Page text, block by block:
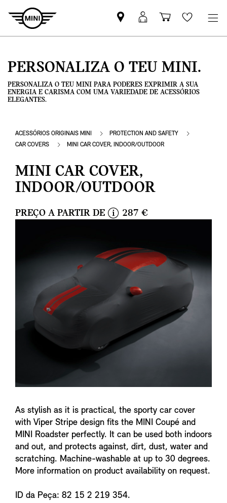
Pesquisar
parceiro
Iniciar
sessão
Carrinho
de
Wishlist
PERSONALIZA O TEU MINI.
PERSONALIZA O TEU MINI PARA PODERES EXPRIMIR A SUA
ENERGIA E CARISMA COM UMA VARIEDADE DE ACESSÓRIOS
ELEGANTES.
ACESSÓRIOS ORIGINAIS MINI
PROTECTION AND SAFETY
CAR COVERS
MINI CAR COVER, INDOOR/OUTDOOR
MINI CAR COVER,
INDOOR/OUTDOOR
PREÇO A PARTIR DE
f
o
287 €
As stylish as it is practical, the sporty car cover
with Viper Stripe design fits the MINI Coupé and
MINI Roadster perfectly. It can be used both indoors
and out, and protects against, dirt, dust, water and
scratching. Machine-washable at up to 30 degrees.
More information on product availability on request.
ID da Peça: 82 15 2 219 354.